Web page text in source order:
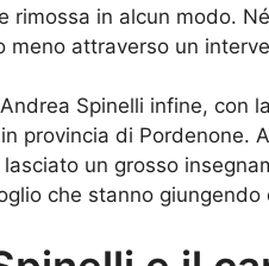
rimossa in alcun modo.
meno attraverso un
Spinelli infine, con
provincia di Pordenone.
un grosso
che stanno